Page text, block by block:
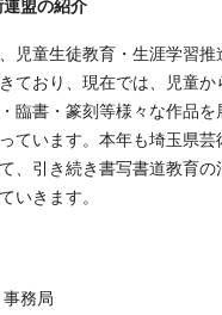
盟の紹介
児童生徒教育・生涯学習推
ており、現在では、児童か
臨書・篆刻等様々な作品を
ています。本年も埼玉県
、引き続き書写書道教育の
いきます。
務局